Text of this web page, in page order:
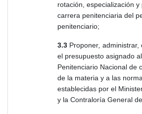
rotación, especialización
carrera penitenciaria del
penitenciario;
3.3 Proponer administrar,
el presupuesto asignado
Penitenciario Nacional de
de la materia y a las
establecidas por el
y la Contraloría General